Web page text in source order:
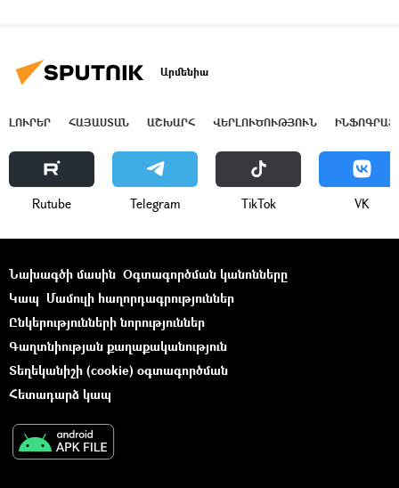
Արմենիա
ԼՈՒՐԵՐ ՀԱՅԱՍՏԱՆ ԱՇԽԱՐՀ ՎԵՐԼՈՒԾՈՒԹՅՈՒՆ
Rutube Telegram ТikТоk VK
Նախագծի մասին Օգտագործման կանոնները
Կապ Մամուլի հաղորդագրություններ
Ընկերությունների նորություններ
Գաղտնիության քաղաքականություն
Տեղեկանիշի (cookie) օգտագործման
Հետադարձ կապ